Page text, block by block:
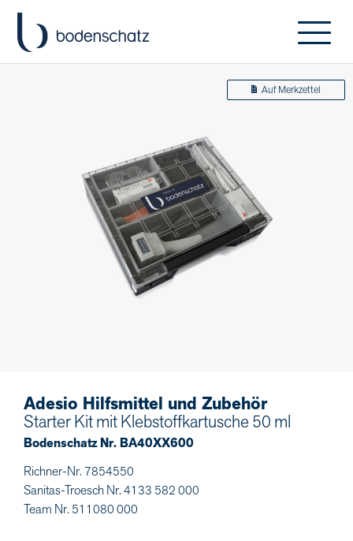
Auf Merkzettel
Adesio Hilfsmittel und Zubehör
Starter Kit mit Klebstoffkartusche 50 ml
Bodenschatz Nr. BA40XX600
Richner-Nr. 7854550
Sanitas-Troesch Nr. 4133 582 000
Team Nr. 511080 000